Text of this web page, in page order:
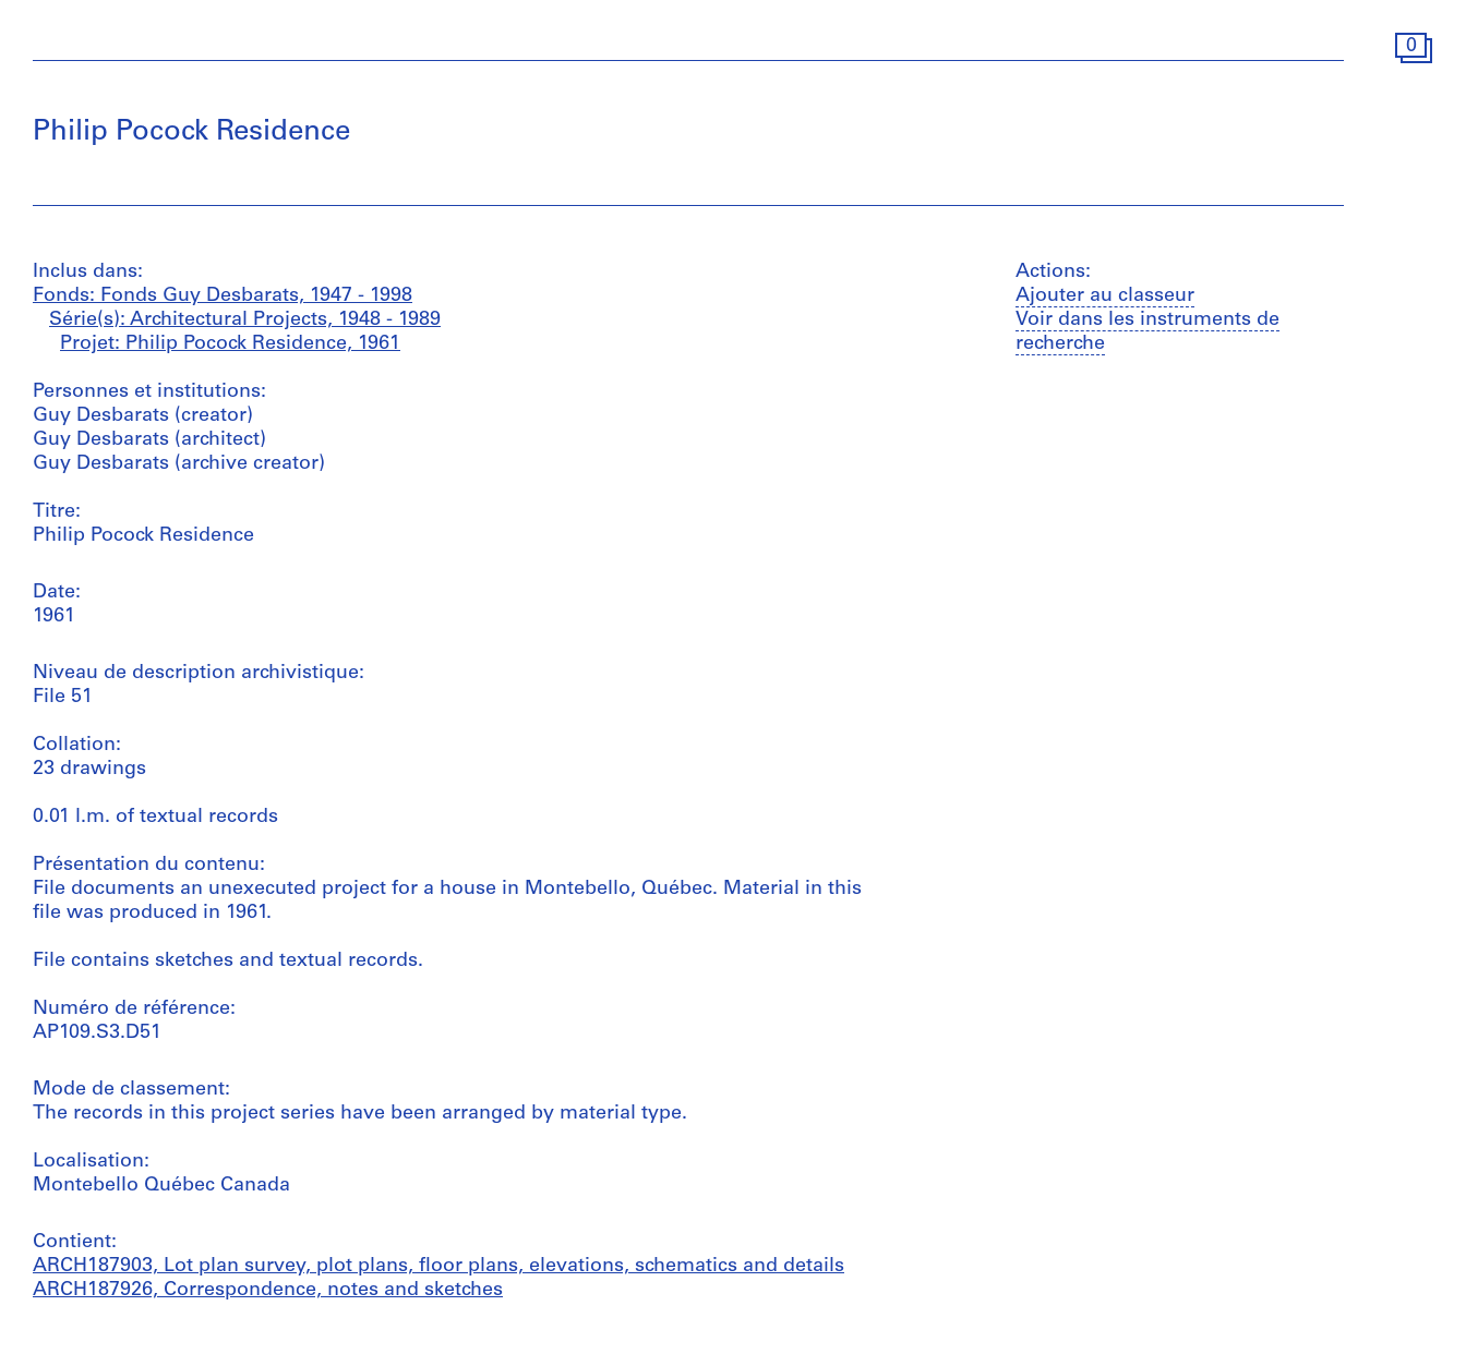
0
Philip Pocock Residence
Inclus dans:
Fonds: Fonds Guy Desbarats, 1947 - 1998
Série(s): Architectural Projects, 1948 - 1989
Projet: Philip Pocock Residence, 1961
Personnes et institutions:
Guy Desbarats (creator)
Guy Desbarats (architect)
Guy Desbarats (archive creator)
Titre:
Philip Pocock Residence
Date:
1961
Niveau de description archivistique:
File 51
Collation:
23 drawings
0.01 l.m. of textual records
Présentation du contenu:
File documents an unexecuted project for a house in Montebello, Québec. Material in this
file was produced in 1961.
File contains sketches and textual records.
Numéro de référence:
AP109.S3.D51
Mode de classement:
The records in this project series have been arranged by material type.
Localisation:
Montebello Québec Canada
Contient:
ARCH187903, Lot plan survey, plot plans, floor plans, elevations, schematics and details
ARCH187926, Correspondence, notes and sketches
Actions:
Ajouter au classeur
Voir dans les instruments de
recherche